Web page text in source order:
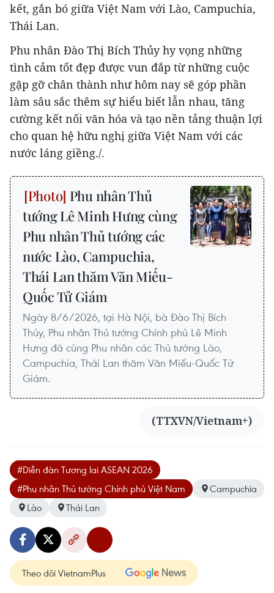
kết, gắn bó giữa Việt Nam với Lào, Campuchia,
Thái Lan.
Phu nhân Đào Thị Bích Thủy hy vọng những
tình cảm tốt đẹp được vun đắp từ những cuộc
gặp gỡ chân thành như hôm nay sẽ góp phần
làm sâu sắc thêm sự hiểu biết lẫn nhau, tăng
cường kết nối văn hóa và tạo nền tảng thuận lợi
cho quan hệ hữu nghị giữa Việt Nam với các
nước láng giềng./.
Phu nhân Thủ
tướng Lê Minh Hưng cùng
Phu nhân Thủ tướng các
nước Lào, Campuchia,
Thái Lan thăm Văn Miếu-
Quốc Tử Giám
Ngày 8/6/2026, tại Hà Nội, bà Đào Thị Bích
Thủy, Phu nhân Thủ tướng Chính phủ Lê Minh
Hưng đã cùng Phu nhân các Thủ tướng Lào,
Campuchia, Thái Lan thăm Văn Miếu-Quốc Tử
Giám.
(TTXVN/Vietnam+)
#Diễn đàn Tương lai ASEAN 2026
#Phu nhân Thủ tướng Chính phủ Việt Nam
Campuchia
Lào
Thái Lan
Theo dõi VietnamPlus